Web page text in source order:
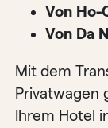
Von Ho-
Von Da
Mit dem
Privatwagen
Ihrem Hotel